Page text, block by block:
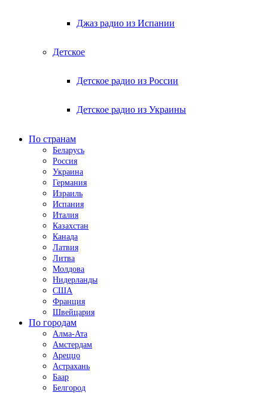
Джаз радио из Испании
Детское
Детское радио из России
Детское радио из Украины
По странам
Беларусь
Россия
Украина
Германия
Израиль
Испания
Италия
Казахстан
Канада
Латвия
Литва
Молдова
Нидерланды
США
Франция
Швейцария
По городам
Алма-Ата
Амстердам
Ареццо
Астрахань
Баар
Белгород